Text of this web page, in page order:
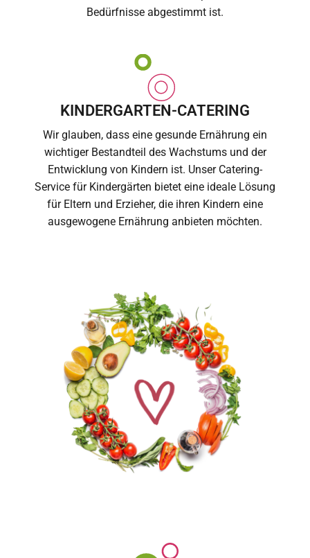
Bedürfnisse abgestimmt ist.
KINDERGARTEN-CATERING
Wir glauben, dass eine gesunde Ernährung ein
wichtiger Bestandteil des Wachstums und der
Entwicklung von Kindern ist. Unser Catering-
Service für Kindergärten bietet eine ideale Lösung
für Eltern und Erzieher, die ihren Kindern eine
ausgewogene Ernährung anbieten möchten.